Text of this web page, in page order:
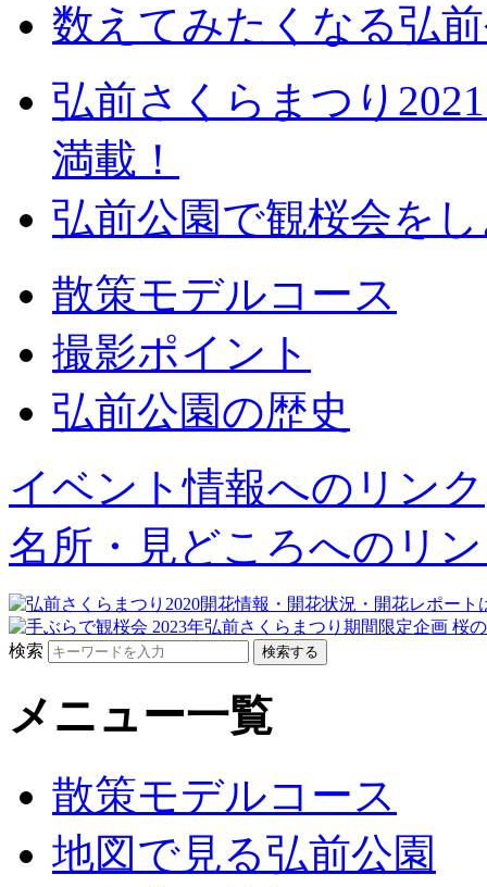
数えてみたくなる弘
弘前さくらまつり
満載！
弘前公園で観桜会を
散策モデルコース
撮影ポイント
弘前公園の歴史
イベント情報へのリンク
名所・見どころへのリ
検索
メニュー一覧
散策モデルコース
地図で見る弘前公園